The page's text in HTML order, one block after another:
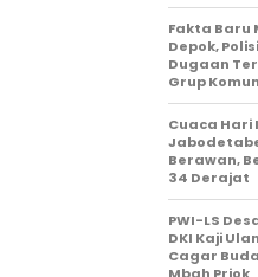
Fakta Baru
Depok,
Dugaan
Grup
Cuaca Hari
Berawan,
34 Derajat
PWI-LS
DKI Kaji
Cagar